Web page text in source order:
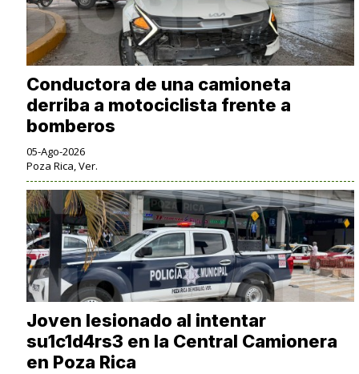
Conductora de una camioneta
derriba a motociclista frente a
bomberos
05-Ago-2026
Poza Rica, Ver.
Joven lesionado al intentar
su1c1d4rs3 en la Central Camionera
en Poza Rica